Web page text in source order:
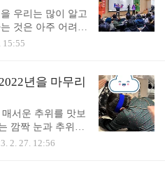
들은 아래를 클릭
계여성쉼터대회 (4
1, OPENING 11
개막식이 있었습니
은 ..
우리는 많이 알고
것은 아주 어려운
소년들을 제대로
대안이라는 데에
소년 생존자에게
성이 주어져야 한다
권네트워크는 아
웃리치 기관, 대안
원센터), 아동·청
15:55
년을 마무리
서운 추위를 맛보
깜짝 눈과 추위에
것은 아주 큰 일
2. 27. 12:56